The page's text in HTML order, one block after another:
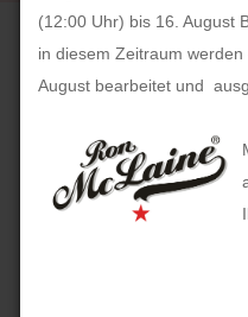
(12:00 Uhr) bis 16. August
in diesem Zeitraum
August bearbeitet und